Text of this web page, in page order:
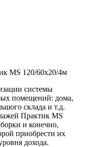
MS 120/60х20/4м
системы
помещений: дома,
склада и т.д.
Практик MS
и конечно,
приобрести их
дохода.